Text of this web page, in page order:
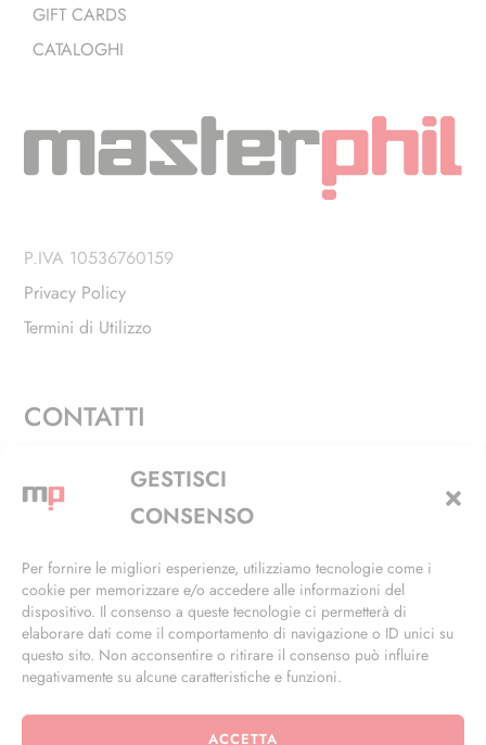
GESTISCI
CONSENSO
Per fornire le migliori esperienze, utilizziamo tecnologie come i
cookie per memorizzare e/o accedere alle informazioni del
dispositivo. Il consenso a queste tecnologie ci permetterà di
elaborare dati come il comportamento di navigazione o ID unici su
questo sito. Non acconsentire o ritirare il consenso può influire
negativamente su alcune caratteristiche e funzioni.
ACCETTA
GIFT CARDS
CATALOGHI
P.IVA 10536760159
Privacy Policy
Termini di Utilizzo
CONTATTI
Via Alfieri, 27 - Trezzano Sul Naviglio (MI)
+39 02 4846 3155
info@masterphil.it